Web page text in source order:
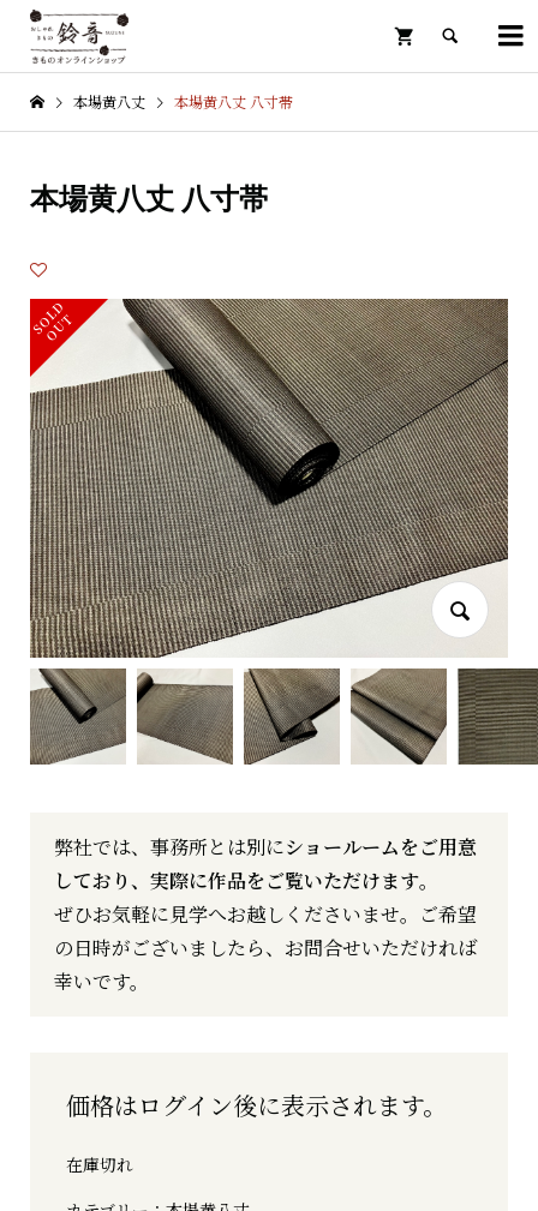

本場黄八丈 本場黄八丈 八寸帯
本場黄八丈 八寸帯
S
O
L
D
O
U
T
弊社では、事務所とは別にショールームをご用意
しており、実際に作品をご覧いただけます。
ぜひお気軽に見学へお越しくださいませ。ご希望
の日時がございましたら、お問合せいただければ
幸いです。
価格はログイン後に表示されます。
在庫切れ